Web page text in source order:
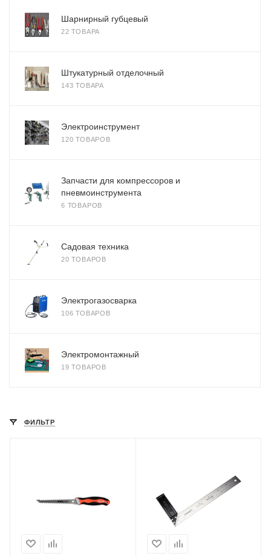
Шарнирный губцевый
22 ТОВАРА
Штукатурный отделочный
143 ТОВАРА
Электроинструмент
120 ТОВАРОВ
Запчасти для компрессоров и
пневмоинструмента
6 ТОВАРОВ
Садовая техника
20 ТОВАРОВ
Электрогазосварка
106 ТОВАРОВ
Электромонтажный
19 ТОВАРОВ
ФИЛЬТР